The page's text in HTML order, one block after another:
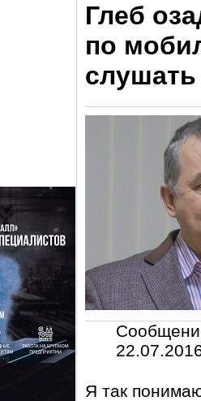
Глеб
по
Я так